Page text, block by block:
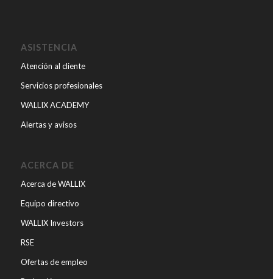
ASISTENCIA
Atención al cliente
Servicios profesionales
WALLIX ACADEMY
Alertas y avisos
ACERCA DE
Acerca de WALLIX
Equipo directivo
WALLIX Investors
RSE
Ofertas de empleo